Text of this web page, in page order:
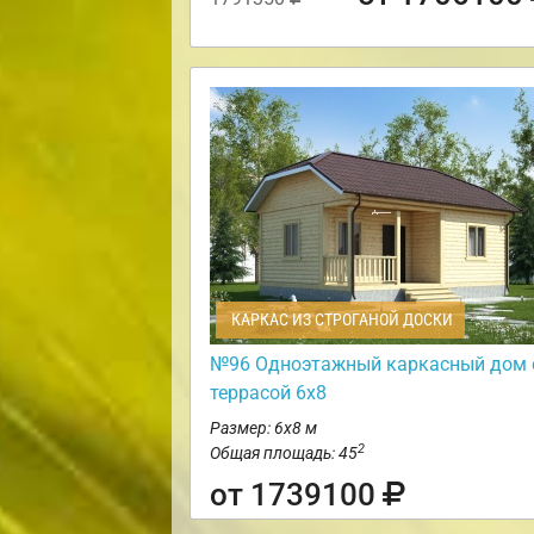
КАРКАС ИЗ СТРОГАНОЙ ДОСКИ
№96 Одноэтажный каркасный дом
террасой 6х8
Размер: 6х8 м
Общая площадь: 452
от 1739100